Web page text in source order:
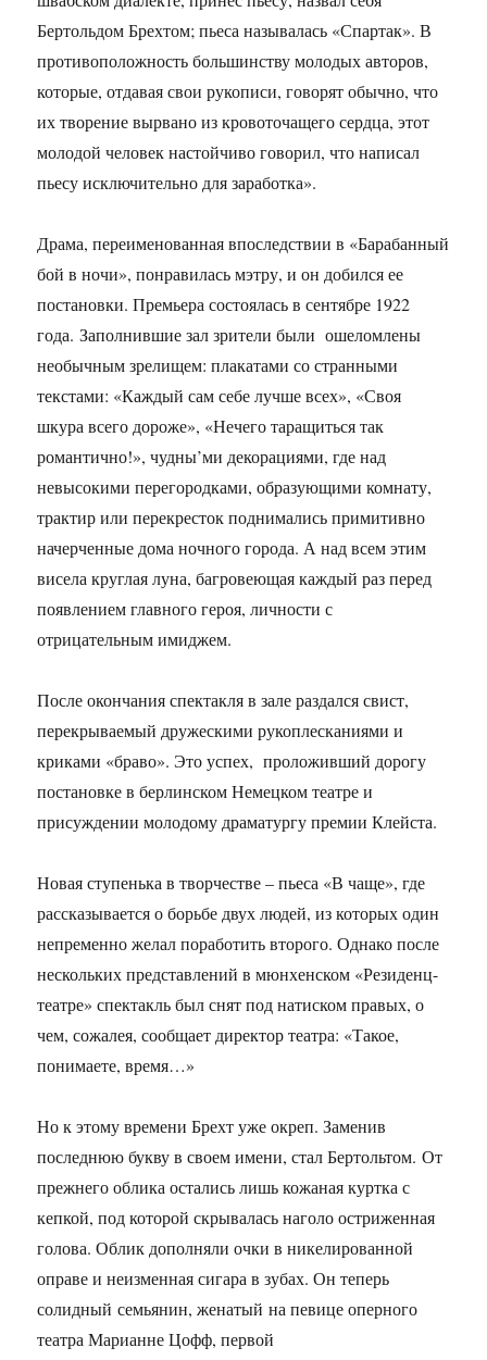
Бертольдом Брехтом; пьеса называлась «Спартак». В
противоположность большинству молодых авторов,
которые, отдавая свои рукописи, говорят обычно, что
их творение вырвано из кровоточащего сердца, этот
молодой человек настойчиво говорил, что написал
пьесу исключительно для заработка».
Драма, переименованная впоследствии в «Барабанный
бой в ночи», понравилась мэтру, и он добился ее
постановки. Премьера состоялась в сентябре 1922
года. Заполнившие зал зрители были ошеломлены
необычным зрелищем: плакатами со странными
текстами: «Каждый сам себе лучше всех», «Своя
шкура всего дороже», «Нечего таращиться так
романтично!», чудны’ми декорациями, где над
невысокими перегородками, образующими комнату,
трактир или перекресток поднимались примитивно
начерченные дома ночного города. А над всем этим
висела круглая луна, багровеющая каждый раз перед
появлением главного героя, личности с
отрицательным имиджем.
После окончания спектакля в зале раздался свист,
перекрываемый дружескими рукоплесканиями и
криками «браво». Это успех, проложивший дорогу
постановке в берлинском Немецком театре и
присуждении молодому драматургу премии Клейста.
Новая ступенька в творчестве – пьеса «В чаще», где
рассказывается о борьбе двух людей, из которых один
непременно желал поработить второго. Однако после
нескольких представлений в мюнхенском «Резиденц-
театре» спектакль был снят под натиском правых, о
чем, сожалея, сообщает директор театра: «Такое,
понимаете, время…»
Но к этому времени Брехт уже окреп. Заменив
последнюю букву в своем имени, стал Бертольтом. От
прежнего облика остались лишь кожаная куртка с
кепкой, под которой скрывалась наголо остриженная
голова. Облик дополняли очки в никелированной
оправе и неизменная сигара в зубах. Он теперь
солидный семьянин, женатый на певице оперного
театра Марианне Цофф, первой